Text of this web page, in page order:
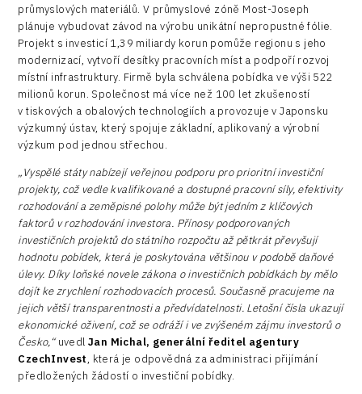
průmyslových materiálů. V průmyslové zóně Most-Joseph
plánuje vybudovat závod na výrobu unikátní nepropustné fólie.
Projekt s investicí 1,39 miliardy korun pomůže regionu s jeho
modernizací, vytvoří desítky pracovních míst a podpoří rozvoj
místní infrastruktury. Firmě byla schválena pobídka ve výši 522
milionů korun. Společnost má více než 100 let zkušeností
v tiskových a obalových technologiích a provozuje v Japonsku
výzkumný ústav, který spojuje základní, aplikovaný a výrobní
výzkum pod jednou střechou.
„Vyspělé státy nabízejí veřejnou podporu pro prioritní investiční
projekty, což vedle kvalifikované a dostupné pracovní síly, efektivity
rozhodování a zeměpisné polohy může být jedním z klíčových
faktorů v rozhodování investora. Přínosy podporovaných
investičních projektů do státního rozpočtu až pětkrát převyšují
hodnotu pobídek, která je poskytována většinou v podobě daňové
úlevy. Díky loňské novele zákona o investičních pobídkách by mělo
dojít ke zrychlení rozhodovacích procesů. Současně pracujeme na
jejich větší transparentnosti a předvídatelnosti. Letošní čísla ukazují
ekonomické oživení, což se odráží i ve zvýšeném zájmu investorů o
Česko,“uvedl Jan Michal, generální ředitel agentury
CzechInvest, která je odpovědná za administraci přijímání
předložených žádostí o investiční pobídky.